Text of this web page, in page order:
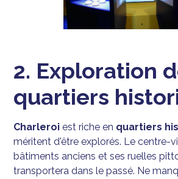
2. Exploration
quartiers
Charleroi est riche en quartiers
méritent d'être explorés. Le centre-
bâtiments anciens et ses ruelles
transportera dans le passé. Ne